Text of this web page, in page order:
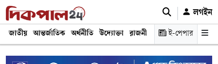
লগইন
জাতীয় আন্তর্জাতিক অর্থনীতি উদ্যোক্তা রাজনীতি শিক্ষা স্বাস্থ্য ও
ই-পেপার